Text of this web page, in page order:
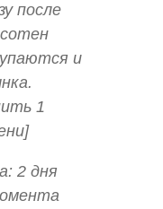
после
сотен
и
1
2 дня